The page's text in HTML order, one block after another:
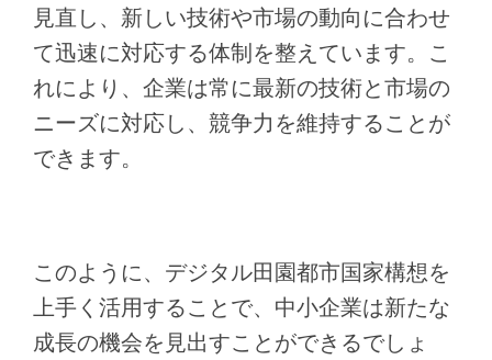
見直し、新しい技術や市場の動向に合わせ
て迅速に対応する体制を整えています。こ
れにより、企業は常に最新の技術と市場の
ニーズに対応し、競争力を維持することが
できます。
このように、デジタル田園都市国家構想を
上手く活用することで、中小企業は新たな
成長の機会を見出すことができるでしょ